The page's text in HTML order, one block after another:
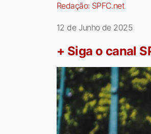
Redação: SPFC.net
12 de Junho de 2025
+ Siga o canal